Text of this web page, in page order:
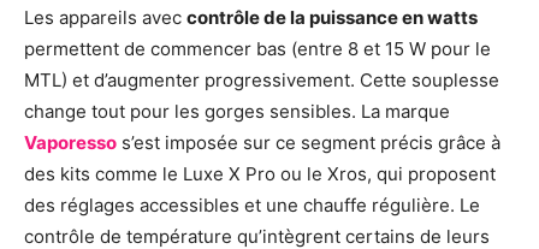
Les appareils avec contrôle de la puissance en watts
permettent de commencer bas (entre 8 et 15 W pour le
MTL) et d’augmenter progressivement. Cette souplesse
change tout pour les gorges sensibles. La marque
Vaporesso s’est imposée sur ce segment précis grâce à
des kits comme le Luxe X Pro ou le Xros, qui proposent
des réglages accessibles et une chauffe régulière. Le
contrôle de température qu’intègrent certains de leurs